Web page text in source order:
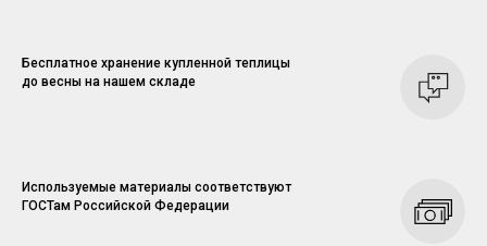
Бесплатное хранение купленной теплицы
до весны на нашем складе
Используемые материалы соответствуют
ГОСТам Российской Федерации